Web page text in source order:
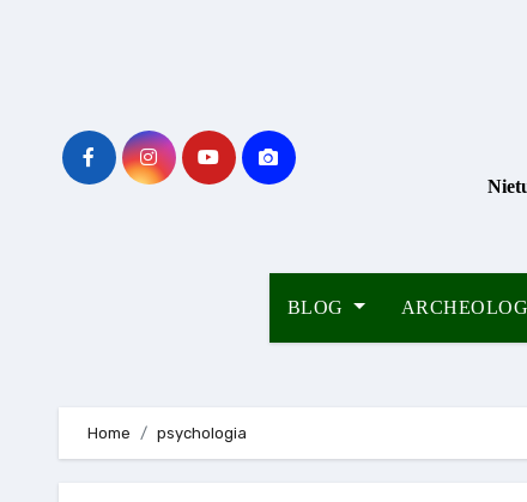
BLOG
Home psychologia